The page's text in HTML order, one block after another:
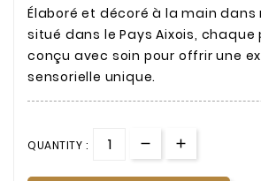
Élaboré et décoré à la main
situé dans le Pays Aixois,
conçu avec soin pour offrir une
sensorielle unique.
QUANTITY :